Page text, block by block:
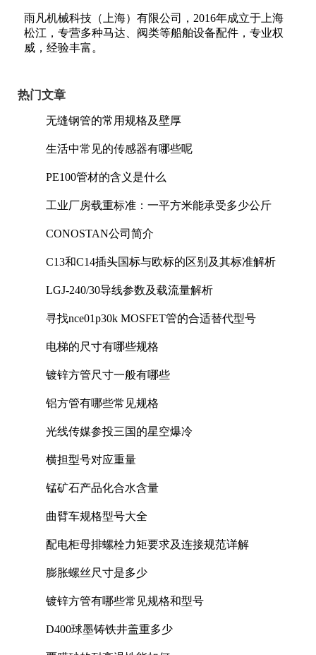
雨凡机械科技（上海）有限公司，2016年成立于上海
松江，专营多种马达、阀类等船舶设备配件，专业权
威，经验丰富。
热门文章
无缝钢管的常用规格及壁厚
生活中常见的传感器有哪些呢
PE100管材的含义是什么
工业厂房载重标准：一平方米能承受多少公斤
CONOSTAN公司简介
C13和C14插头国标与欧标的区别及其标准解析
LGJ-240/30导线参数及载流量解析
寻找nce01p30k MOSFET管的合适替代型号
电梯的尺寸有哪些规格
镀锌方管尺寸一般有哪些
铝方管有哪些常见规格
光线传媒参投三国的星空爆冷
横担型号对应重量
锰矿石产品化合水含量
曲臂车规格型号大全
配电柜母排螺栓力矩要求及连接规范详解
膨胀螺丝尺寸是多少
镀锌方管有哪些常见规格和型号
D400球墨铸铁井盖重多少